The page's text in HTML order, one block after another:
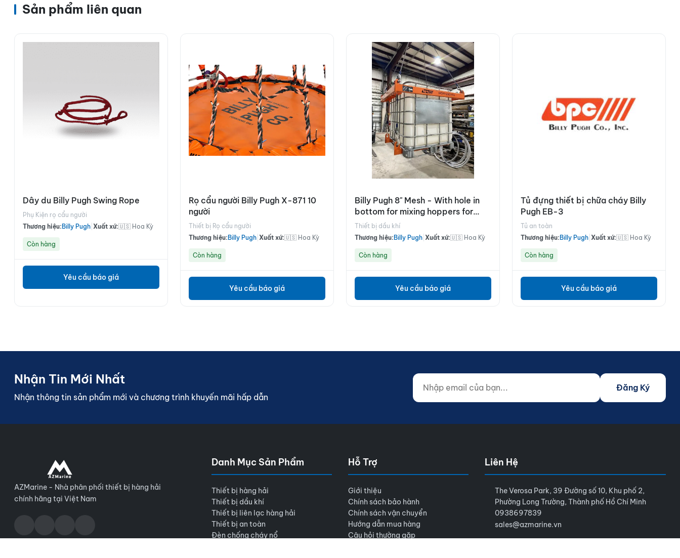
Sản phẩm liên quan
Dây du Billy Pugh Swing Rope
Phụ Kiện rọ cẩu người
Thương hiệu: Billy Pugh Xuất xứ:🇺🇸 Hoa Kỳ
Còn hàng
Yêu cầu báo giá
Rọ cẩu người Billy Pugh X-871 10
người
Thiết bị Rọ cẩu người
Thương hiệu: Billy Pugh Xuất xứ:🇺🇸 Hoa Kỳ
Còn hàng
Yêu cầu báo giá
Billy Pugh 8" Mesh - With hole in
bottom for mixing hoppers for
Lifter
Thiết bị dầu khí
Thương hiệu: Billy Pugh Xuất xứ:🇺🇸 Hoa Kỳ
Còn hàng
Yêu cầu báo giá
Tủ đựng thiết bị chữa cháy Billy
Pugh EB-3
Tủ an toàn
Thương hiệu: Billy Pugh Xuất xứ:🇺🇸 Hoa Kỳ
Còn hàng
Yêu cầu báo giá
Nhận Tin Mới Nhất
Nhận thông tin sản phẩm mới và chương trình khuyến mãi hấp dẫn
Nhập email của bạn...
Website (do not fill)
Đăng Ký
AZMarine - Nhà phân phối thiết bị hàng hải
chính hãng tại Việt Nam
Danh Mục Sản Phẩm
Thiết bị hàng hải
Thiết bị dầu khí
Thiết bị liên lạc hàng hải
Thiết bị an toàn
Đèn chống cháy nổ
Hỗ Trợ
Giới thiệu
Chính sách bảo hành
Chính sách vận chuyển
Hướng dẫn mua hàng
Câu hỏi thường gặp
Liên Hệ
The Verosa Park, 39 Đường số 10, Khu phố 2,
Phường Long Trường, Thành phố Hồ Chí Minh
0938697839
sales@azmarine.vn